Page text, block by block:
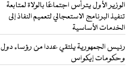
الوزير الأول يترأس اجتماعًا بالولاة لمتابعة
تنفيذ البرنامج الاستعجالي لتعميم النفاذ إلى
الخدمات الأساسية
رئيس الجمهورية يلتقي عددا من رؤساء دول
وحكومات إيكواس